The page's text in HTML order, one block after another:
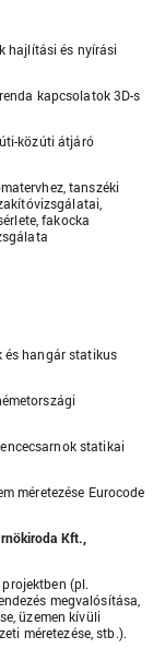
és nyírási
kapcsolatok 3D-s
közúti átjáró
tanszéki
fakocka
hangár statikus
statikai
Eurocode
Kft.,
(pl.
megvalósítása,
üzemen kívüli
méretezése, stb.).